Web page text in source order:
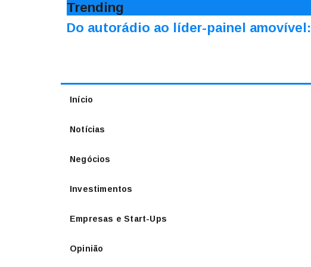
Trending
Do autorádio ao líder-painel
Início
Notícias
Negócios
Investimentos
Empresas e Start-Ups
Opinião